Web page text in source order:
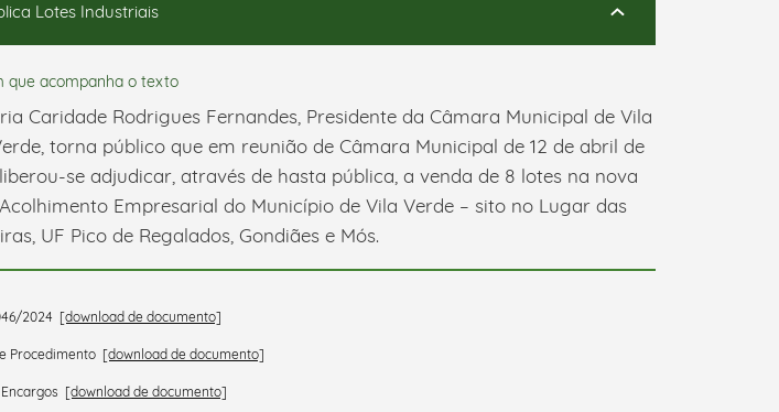
Lotes Industriais
Caridade Rodrigues Fernandes, Presidente da Câmara Municipal de Vila
torna público que em reunião de Câmara Municipal de 12 de abril de
se adjudicar, através de hasta pública, a venda de 8 lotes na nova
Empresarial do Município de Vila Verde – sito no Lugar das
UF Pico de Regalados, Gondiães e Mós.
2024 [download de documento]
Procedimento [download de documento]
[download de documento]